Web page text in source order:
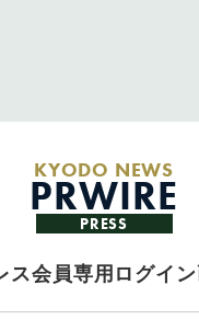
KYODO NEWS
PRWIRE
PRESS
ス会員専用ログイ